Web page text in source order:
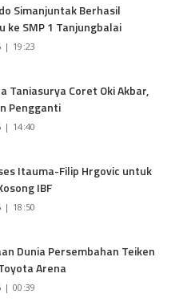
Simanjuntak Berhasil
ke SMP 1 Tanjungbalai
| 19:23
Taniasurya Coret Oki Akbar,
Pengganti
| 14:40
Itauma-Filip Hrgovic untuk
IBF
| 18:50
Dunia Persembahan Teiken
Arena
| 00:39